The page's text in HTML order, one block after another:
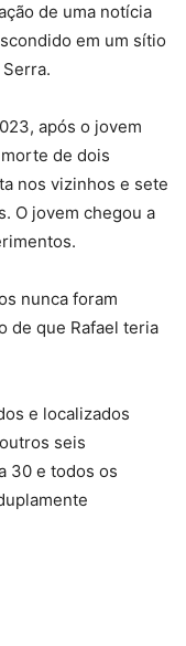
de uma notícia
em um sítio
após o jovem
de dois
nos vizinhos e sete
O jovem chegou a
nunca foram
de que Rafael teria
e localizados
seis
30 e todos os